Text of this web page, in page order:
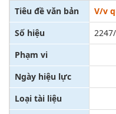
Tiêu đề văn bản
V/v
Số hiệu
Phạm vi
Ngày hiệu lực
Loại tài liệu